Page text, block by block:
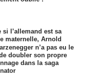
si l’allemand est sa
maternelle, Arnold
n’a pas eu le
doubler son propre
dans la saga